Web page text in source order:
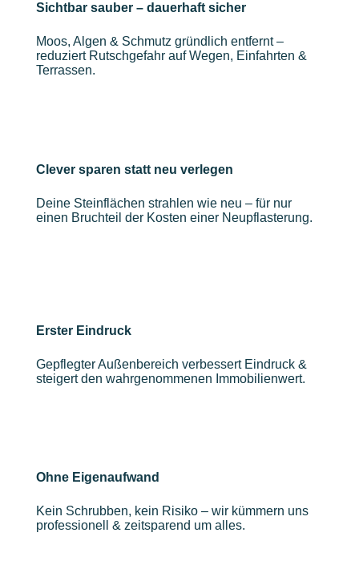
Sichtbar sauber – dauerhaft sicher
Moos, Algen & Schmutz gründlich entfernt –
reduziert Rutschgefahr auf Wegen, Einfahrten &
Terrassen.
Clever sparen statt neu verlegen
Deine Steinflächen strahlen wie neu – für nur
einen Bruchteil der Kosten einer Neupflasterung.
Erster Eindruck
Gepflegter Außenbereich verbessert Eindruck &
steigert den wahrgenommenen Immobilienwert.
Ohne Eigenaufwand
Kein Schrubben, kein Risiko – wir kümmern uns
professionell & zeitsparend um alles.